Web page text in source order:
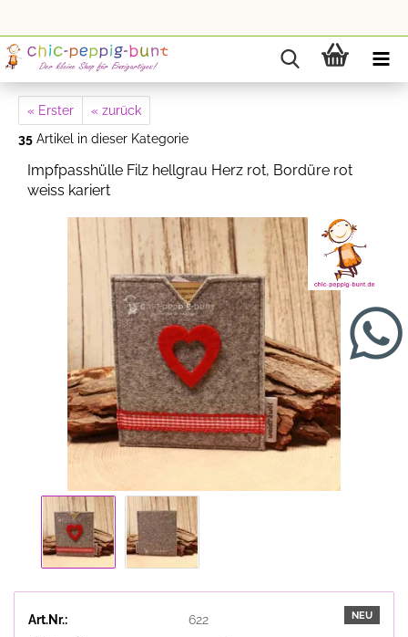
« Erster
« zurück
35 Artikel in dieser Kategorie
Impfpasshülle Filz hellgrau Herz rot, Bordüre rot
weiss kariert
NEU
Art.Nr.:
622